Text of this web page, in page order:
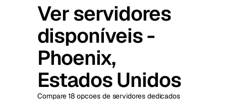
Ver servidores
disponíveis -
Phoenix,
Estados Unidos
Compare 18 opcoes de servidores dedicados